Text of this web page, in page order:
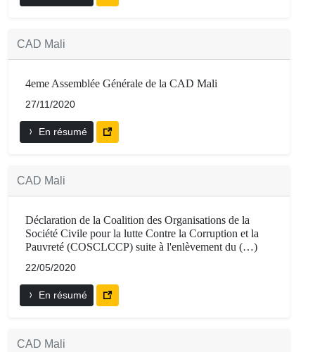
CAD Mali
4eme Assemblée Générale de la CAD Mali
27/11/2020
En résumé
CAD Mali
Déclaration de la Coalition des Organisations de la
Société Civile pour la lutte Contre la Corruption et la
Pauvreté (COSCLCCP) suite à l'enlèvement du (…)
22/05/2020
En résumé
CAD Mali